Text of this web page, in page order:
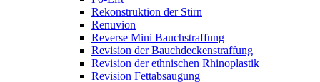
Rekonstruktion der Stirn
Renuvion
Reverse Mini Bauchstraffung
Revision der Bauchdeckenstraffung
Revision der ethnischen Rhinoplastik
Revision Fettabsaugung